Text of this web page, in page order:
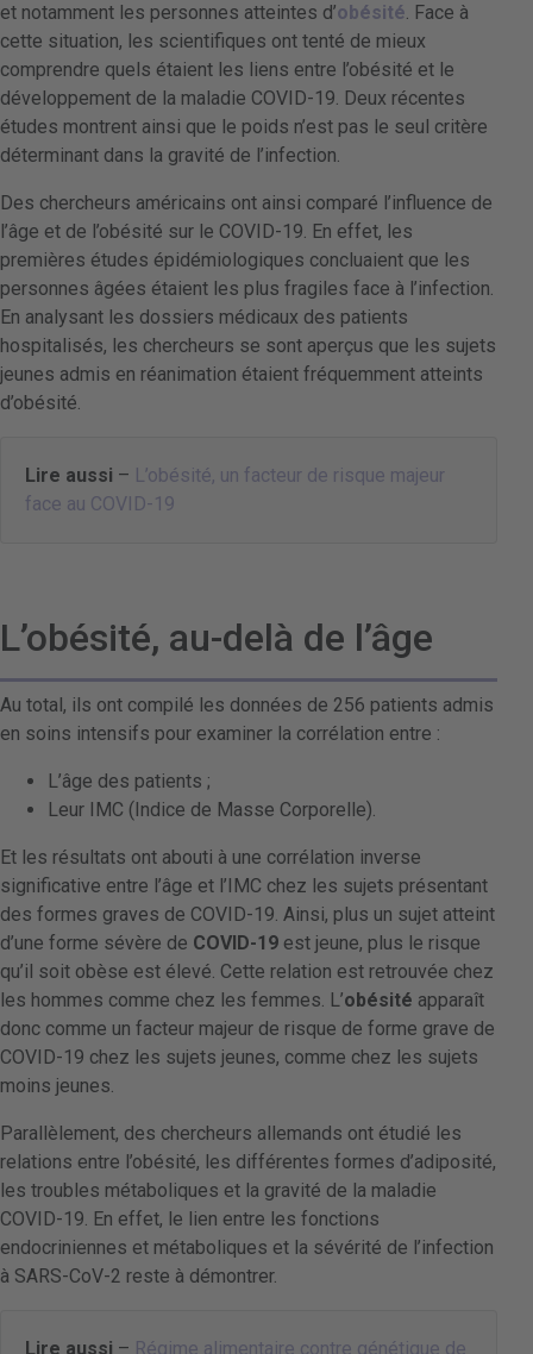
et notamment les personnes atteintes d’obésité. Face à
cette situation, les scientifiques ont tenté de mieux
comprendre quels étaient les liens entre l’obésité et le
développement de la maladie COVID-19. Deux récentes
études montrent ainsi que le poids n’est pas le seul critère
déterminant dans la gravité de l’infection.
Des chercheurs américains ont ainsi comparé l’influence de
l’âge et de l’obésité sur le COVID-19. En effet, les
premières études épidémiologiques concluaient que les
personnes âgées étaient les plus fragiles face à l’infection.
En analysant les dossiers médicaux des patients
hospitalisés, les chercheurs se sont aperçus que les sujets
jeunes admis en réanimation étaient fréquemment atteints
d’obésité.
Lire aussi – L’obésité, un facteur de risque majeur
face au COVID-19
L’obésité, au-delà de l’âge
Au total, ils ont compilé les données de 256 patients admis
en soins intensifs pour examiner la corrélation entre :
L’âge des patients ;
Leur IMC (Indice de Masse Corporelle).
Et les résultats ont abouti à une corrélation inverse
significative entre l’âge et l’IMC chez les sujets présentant
des formes graves de COVID-19. Ainsi, plus un sujet atteint
d’une forme sévère de COVID-19 est jeune, plus le risque
qu’il soit obèse est élevé. Cette relation est retrouvée chez
les hommes comme chez les femmes. L’obésité apparaît
donc comme un facteur majeur de risque de forme grave de
COVID-19 chez les sujets jeunes, comme chez les sujets
moins jeunes.
Parallèlement, des chercheurs allemands ont étudié les
relations entre l’obésité, les différentes formes d’adiposité,
les troubles métaboliques et la gravité de la maladie
COVID-19. En effet, le lien entre les fonctions
endocriniennes et métaboliques et la sévérité de l’infection
à SARS-CoV-2 reste à démontrer.
Lire aussi – Régime alimentaire contre génétique de